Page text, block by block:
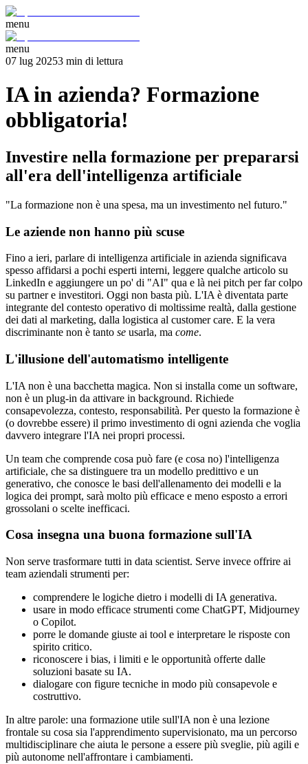
menu
menu
07 lug 20253 min di lettura
IA in azienda? Formazione
obbligatoria!
Investire nella formazione per prepararsi
all'era dell'intelligenza artificiale
"La formazione non è una spesa, ma un investimento nel futuro."
Le aziende non hanno più scuse
Fino a ieri, parlare di intelligenza artificiale in azienda significava
spesso affidarsi a pochi esperti interni, leggere qualche articolo su
LinkedIn e aggiungere un po' di "AI" qua e là nei pitch per far colpo
su partner e investitori. Oggi non basta più. L'IA è diventata parte
integrante del contesto operativo di moltissime realtà, dalla gestione
dei dati al marketing, dalla logistica al customer care. E la vera
discriminante non è tanto se usarla, ma come.
L'illusione dell'automatismo intelligente
L'IA non è una bacchetta magica. Non si installa come un software,
non è un plug-in da attivare in background. Richiede
consapevolezza, contesto, responsabilità. Per questo la formazione è
(o dovrebbe essere) il primo investimento di ogni azienda che voglia
davvero integrare l'IA nei propri processi.
Un team che comprende cosa può fare (e cosa no) l'intelligenza
artificiale, che sa distinguere tra un modello predittivo e un
generativo, che conosce le basi dell'allenamento dei modelli e la
logica dei prompt, sarà molto più efficace e meno esposto a errori
grossolani o scelte inefficaci.
Cosa insegna una buona formazione sull'IA
Non serve trasformare tutti in data scientist. Serve invece offrire ai
team aziendali strumenti per:
comprendere le logiche dietro i modelli di IA generativa.
usare in modo efficace strumenti come ChatGPT, Midjourney
o Copilot.
porre le domande giuste ai tool e interpretare le risposte con
spirito critico.
riconoscere i bias, i limiti e le opportunità offerte dalle
soluzioni basate su IA.
dialogare con figure tecniche in modo più consapevole e
costruttivo.
In altre parole: una formazione utile sull'IA non è una lezione
frontale su cosa sia l'apprendimento supervisionato, ma un percorso
multidisciplinare che aiuta le persone a essere più sveglie, più agili e
più autonome nell'affrontare i cambiamenti.